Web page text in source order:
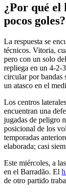
¿Por qué
pocos goles?
La respuesta se
técnicos. Vitoria,
pero con un solo
repliega en un 4-2-
circular por bandas
un atasco en el
Los centros
encuentran una
jugadas de peligro
posicional de los
temporadas
elaborada; casi
Este miércoles, a
en el Barradão. El
de otro partido